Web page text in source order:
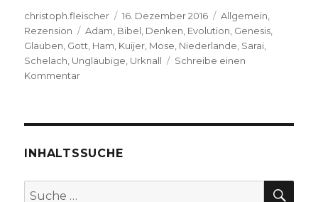
Autor
christoph.fleischer
Veröffentlicht
am
16. Dezember 2016 Kategorien
Allgemein
Rezension
Schlagwörter
Adam Bibel Denken Evolution Genesis
Glauben Gott Ham Kuijer Mose Niederlande Sarai
Schelach Ungläubige Urknall
Schreibe einen
Kommentarzu
Rezension
Christoph
INHALTSSUCHE
Suche